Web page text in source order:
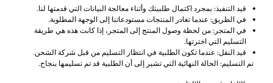
قيد التنفيذ: بمجرد اكتمال طلبيتك وأثناء معالجة البيانات التي قدمتها لنا.
في الطريق: عندما تغادر المنتجات مستودعاتنا إلى الوجهة المطلوبة.
في المتجر: من لحظة وصول المنتج إلى المتجر، إذا كانت هذه هي طريقة
التسليم التي اخترتها.
قيد النقل: عندما تكون الطلبية في انتظار التسليم من قبل شركة الشحن.
تم التسليم: الحالة النهائية التي تشير إلى أن الطلبية قد تم تسليمها بنجاح.